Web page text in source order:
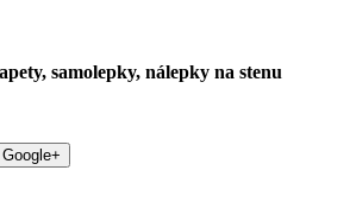
samolepky, nálepky na stenu
Google+